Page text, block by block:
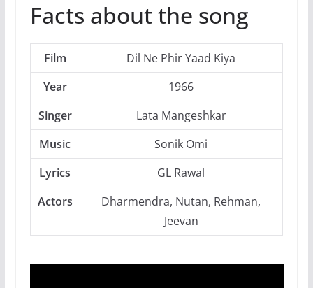
Facts about the song
Film
Dil Ne Phir Yaad Kiya
Year
1966
Singer
Lata Mangeshkar
Music
Sonik Omi
Lyrics
GL Rawal
Actors
Dharmendra, Nutan, Rehman,
Jeevan